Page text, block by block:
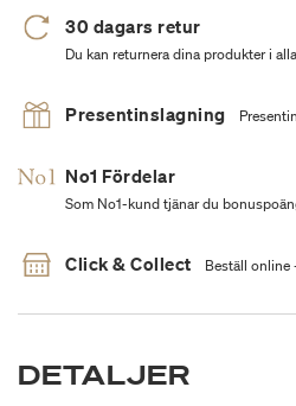
30 dagars retur
Du kan returnera dina produkter i
Presentinslagning
No1 Fördelar
Som No1-kund tjänar du
Click & Collect Beställ online
DETALJER